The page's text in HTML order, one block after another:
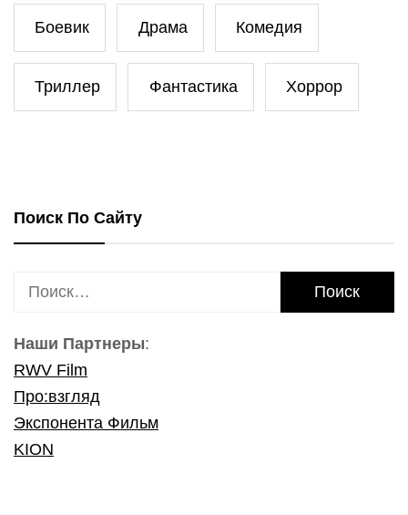
Боевик Драма Комедия
Триллер Фантастика Хоррор
Поиск По Сайту
Найти:
Наши Партнеры:
RWV Film
Про:взгляд
Экспонента Фильм
KION